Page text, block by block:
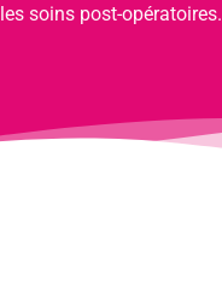
les soins post-opératoires.